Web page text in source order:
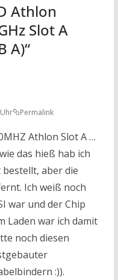
Athlon
Slot A
A)“
Permalink
Athlon Slot A …
das hieß hab ich
aber die
Ich weiß noch
war und der Chip
Laden war ich damit
noch diesen
:)).